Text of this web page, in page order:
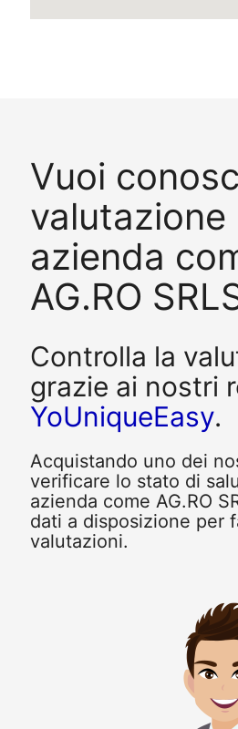
Vuoi
valutazione
azienda
AG.RO
Controlla la
grazie ai nostri
YoUniqueEasy.
Acquistando uno dei
verificare lo stato di
azienda come AG.RO
dati a disposizione per
valutazioni.